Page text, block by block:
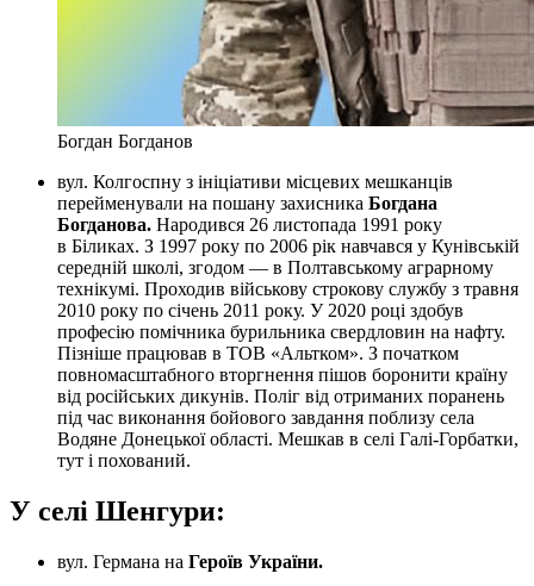
Богдан Богданов
вул. Колгоспну з ініціативи місцевих мешканців
перейменували на пошану захисника Богдана
Богданова. Народився 26 листопада 1991 року
в Біликах. З 1997 року по 2006 рік навчався у Кунівській
середній школі, згодом — в Полтавському аграрному
технікумі. Проходив військову строкову службу з травня
2010 року по січень 2011 року. У 2020 році здобув
професію помічника бурильника свердловин на нафту.
Пізніше працював в ТОВ «Альтком». З початком
повномасштабного вторгнення пішов боронити країну
від російських дикунів. Поліг від отриманих поранень
під час виконання бойового завдання поблизу села
Водяне Донецької області. Мешкав в селі Галі-Горбатки,
тут і похований.
У селі Шенгури:
вул. Германа на Героїв України.